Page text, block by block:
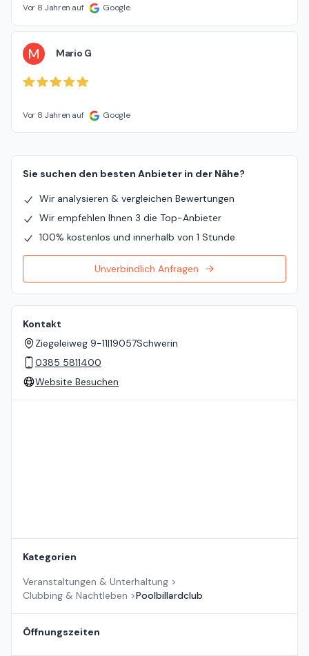
Vor 8 Jahren auf Google
M Mario G
Vor 8 Jahren auf Google
Sie suchen den besten Anbieter in der Nähe?
Wir analysieren & vergleichen Bewertungen
Wir empfehlen Ihnen 3 die Top-Anbieter
100% kostenlos und innerhalb von 1 Stunde
Unverbindlich Anfragen
Kontakt
Ziegeleiweg 9-11|19057Schwerin
0385 5811400
Website Besuchen
Kategorien
Veranstaltungen & Unterhaltung >
Clubbing & Nachtleben >Poolbillardclub
Öffnungszeiten